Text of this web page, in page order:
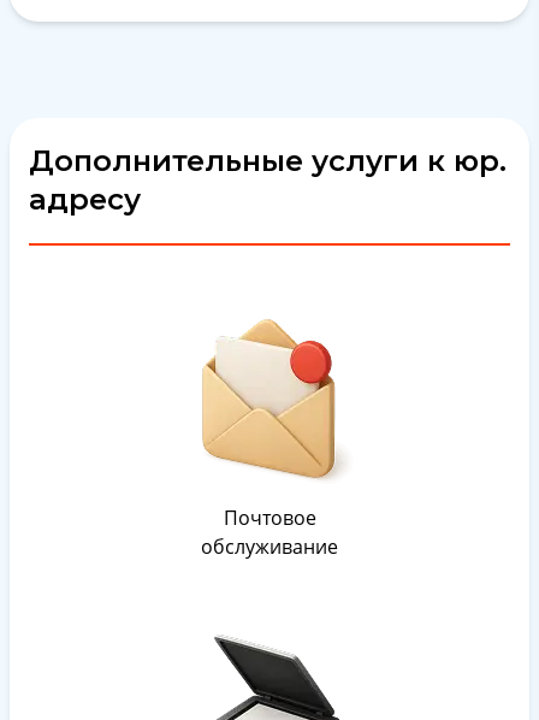
Дополнительные услуги к юр.
адресу
Почтовое
обслуживание